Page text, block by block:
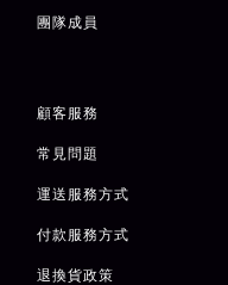
團隊成員
顧客服務
常見問題
運送服務方式
付款服務方式
退換貨政策